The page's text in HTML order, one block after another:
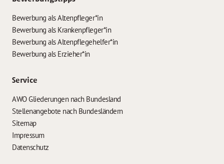
Bewerbung als Altenpfleger*in
Bewerbung als Krankenpfleger*in
Bewerbung als Altenpflegehelfer*in
Bewerbung als Erzieher*in
Service
AWO Gliederungen nach Bundesland
Stellenangebote nach Bundesländern
Sitemap
Impressum
Datenschutz